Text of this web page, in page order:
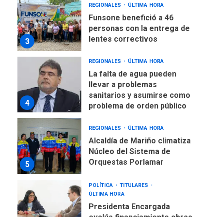
3
REGIONALES ÚLTIMA HORA
Funsone benefició a 46
personas con la entrega de
lentes correctivos
4
REGIONALES ÚLTIMA HORA
La falta de agua pueden
llevar a problemas
sanitarios y asumirse como
problema de orden público
5
REGIONALES ÚLTIMA HORA
Alcaldía de Mariño climatiza
Núcleo del Sistema de
Orquestas Porlamar
POLÍTICA
TITULARES
ÚLTIMA HORA
Presidenta Encargada